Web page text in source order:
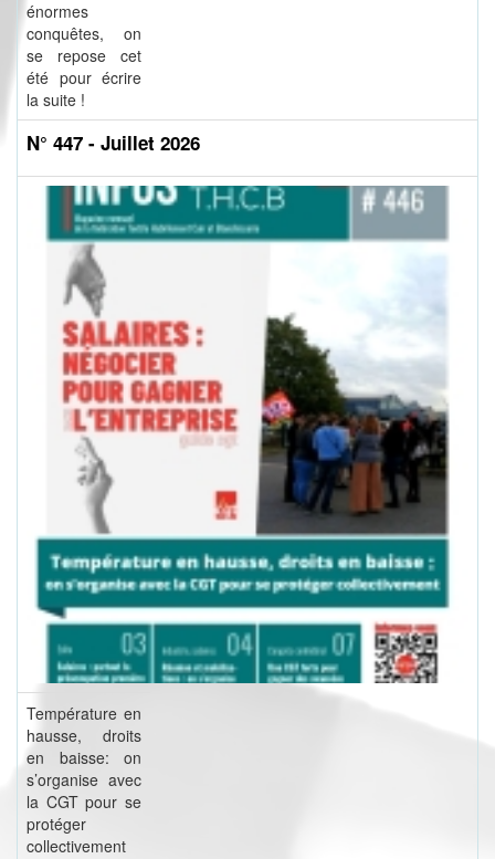
énormes
conquêtes, on
se repose cet
été pour écrire
la suite !
N° 447 - Juillet 2026
Température en
hausse, droits
en baisse: on
s’organise avec
la CGT pour se
protéger
collectivement